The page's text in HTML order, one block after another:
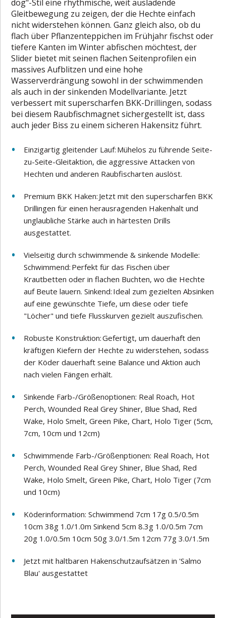
dog"-Stil eine rhythmische, weit ausladende
Gleitbewegung zu zeigen, der die Hechte einfach
nicht widerstehen können. Ganz gleich also, ob du
flach über Pflanzenteppichen im Frühjahr fischst oder
tiefere Kanten im Winter abfischen möchtest, der
Slider bietet mit seinen flachen Seitenprofilen ein
massives Aufblitzen und eine hohe
Wasserverdrängung sowohl in der schwimmenden
als auch in der sinkenden Modellvariante. Jetzt
verbessert mit superscharfen BKK-Drillingen, sodass
bei diesem Raubfischmagnet sichergestellt ist, dass
auch jeder Biss zu einem sicheren Hakensitz führt.
Einzigartig gleitender Lauf: Mühelos zu führende Seite-
zu-Seite-Gleitaktion, die aggressive Attacken von
Hechten und anderen Raubfischarten auslöst.
Premium BKK Haken: Jetzt mit den superscharfen BKK
Drillingen für einen herausragenden Hakenhalt und
unglaubliche Stärke auch in härtesten Drills
ausgestattet.
Vielseitig durch schwimmende & sinkende Modelle:
Schwimmend: Perfekt für das Fischen über
Krautbetten oder in flachen Buchten, wo die Hechte
auf Beute lauern. Sinkend: Ideal zum gezielten Absinken
auf eine gewünschte Tiefe, um diese oder tiefe
"Löcher" und tiefe Flusskurven gezielt auszufischen.
Robuste Konstruktion: Gefertigt, um dauerhaft den
kräftigen Kiefern der Hechte zu widerstehen, sodass
der Köder dauerhaft seine Balance und Aktion auch
nach vielen Fängen erhält.
Sinkende Farb-/Größenoptionen: Real Roach, Hot
Perch, Wounded Real Grey Shiner, Blue Shad, Red
Wake, Holo Smelt, Green Pike, Chart, Holo Tiger (5cm,
7cm, 10cm und 12cm)
Schwimmende Farb-/Größenptionen: Real Roach, Hot
Perch, Wounded Real Grey Shiner, Blue Shad, Red
Wake, Holo Smelt, Green Pike, Chart, Holo Tiger (7cm
und 10cm)
Köderinformation: Schwimmend 7cm 17g 0.5/0.5m
10cm 38g 1.0/1.0m Sinkend 5cm 8.3g 1.0/0.5m 7cm
20g 1.0/0.5m 10cm 50g 3.0/1.5m 12cm 77g 3.0/1.5m
Jetzt mit haltbaren Hakenschutzaufsätzen in 'Salmo
Blau' ausgestattet